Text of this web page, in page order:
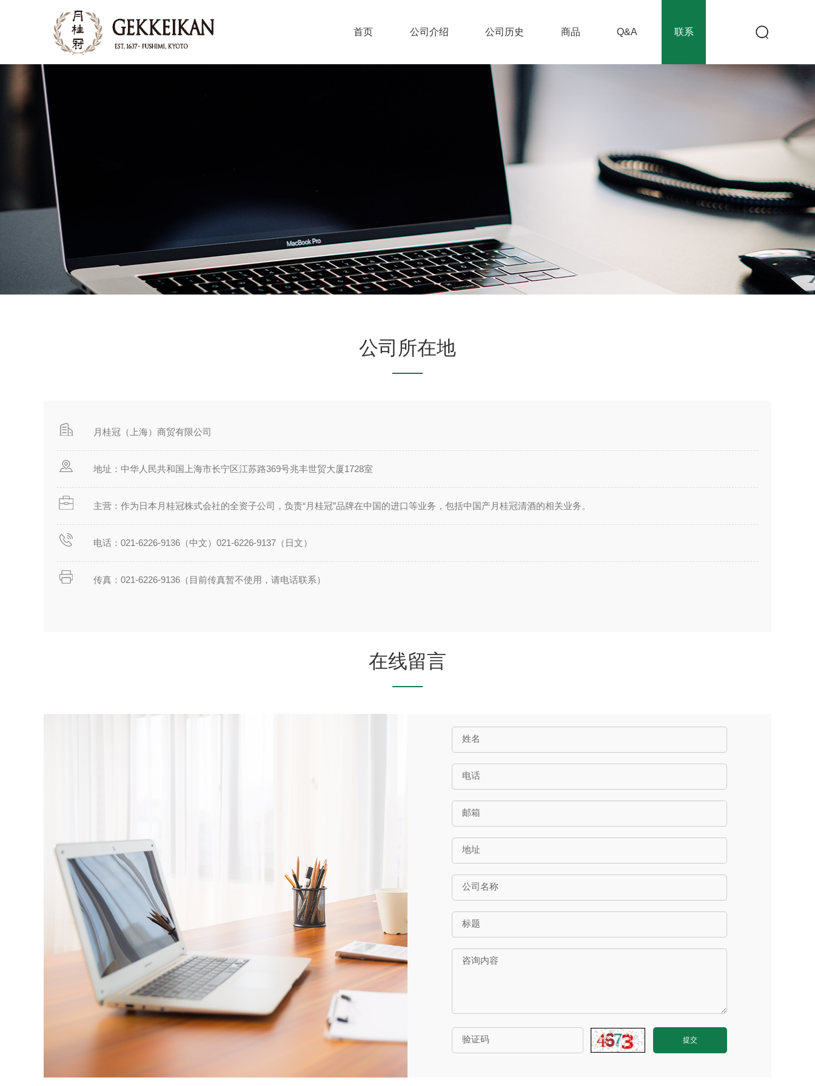
首页 公司介绍 公司历史 商品 Q&A 联系
公司所在地
月桂冠（上海）商贸有限公司
地址：中华人民共和国上海市长宁区江苏路369号兆丰世贸大厦1728室
主营：作为日本月桂冠株式会社的全资子公司，负责“月桂冠”品牌在中国的进口等业务，包括中国产月桂冠清酒的相关业务。
电话：021-6226-9136（中文）021-6226-9137（日文）
传真：021-6226-9136（目前传真暂不使用，请电话联系）
在线留言
姓名
电话
邮箱
地址
公司名称
标题
咨询内容
验证码